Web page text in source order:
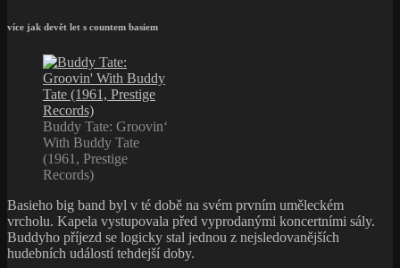
více jak devět let s countem basiem
Buddy Tate: Groovin‘
With Buddy Tate
(1961, Prestige
Records)
Basieho big band byl v té době na svém prvním uměleckém
vrcholu. Kapela vystupovala před vyprodanými koncertními sály.
Buddyho příjezd se logicky stal jednou z nejsledovanějších
hudebních událostí tehdejší doby.